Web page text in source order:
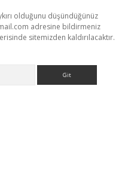
olduğunu düşündüğünüz
adresine bildirmeniz
sitemizden kaldırılacaktır.